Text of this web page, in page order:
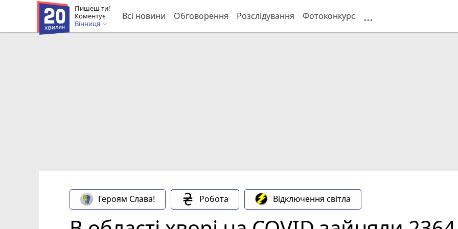
Пишеш ти!
Коментує
Вінниця
Всі новини Обговорення Розслідування Фотоконкурс ...
Героям Слава! Робота Відключення світла